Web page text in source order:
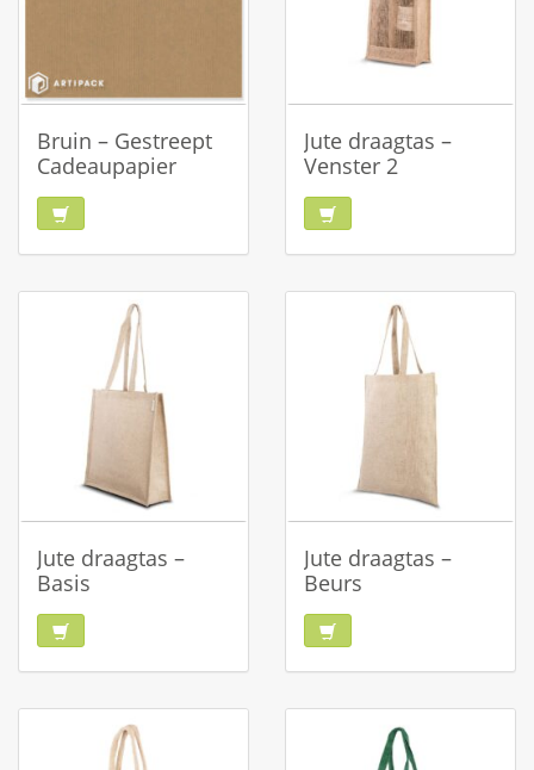
Bruin – Gestreept
Cadeaupapier
Jute draagtas –
Venster 2
Jute draagtas –
Basis
Jute draagtas –
Beurs